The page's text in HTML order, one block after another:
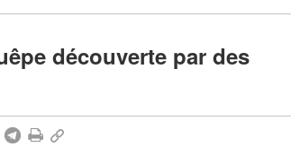
découverte par des